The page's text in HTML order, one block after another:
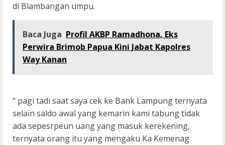
di Blambangan umpu.
Baca Juga Profil AKBP Ramadhona, Eks
Perwira Brimob Papua Kini Jabat Kapolres
Way Kanan
“ pagi tadi saat saya cek ke Bank Lampung ternyata
selain saldo awal yang kemarin kami tabung tidak
ada sepesrpeun uang yang masuk kerekening,
ternyata orang itu yang mengaku Ka Kemenag